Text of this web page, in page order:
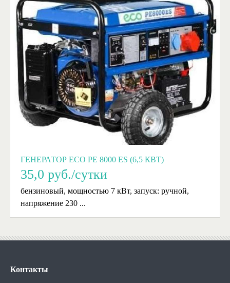
ГЕНЕРАТОР ECO PE 8000 ES (6,5 КВТ)
35,0 руб./сутки
бензиновый, мощностью 7 кВт, запуск: ручной,
напряжение 230 ...
Контакты